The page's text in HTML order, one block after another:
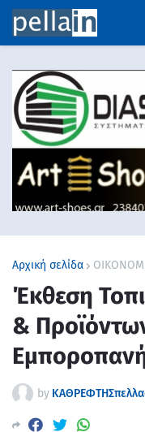
Αρχική σελίδα
Έκθεση
&
by